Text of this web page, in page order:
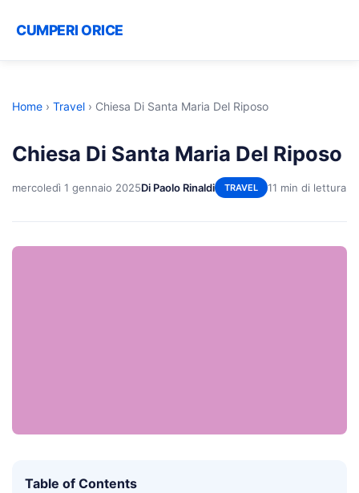
CUMPERI ORICE
Home › Travel › Chiesa Di Santa Maria Del Riposo
Chiesa Di Santa Maria Del Riposo
mercoledì 1 gennaio 2025Di Paolo Rinaldi TRAVEL 11 min di lettura
Table of Contents